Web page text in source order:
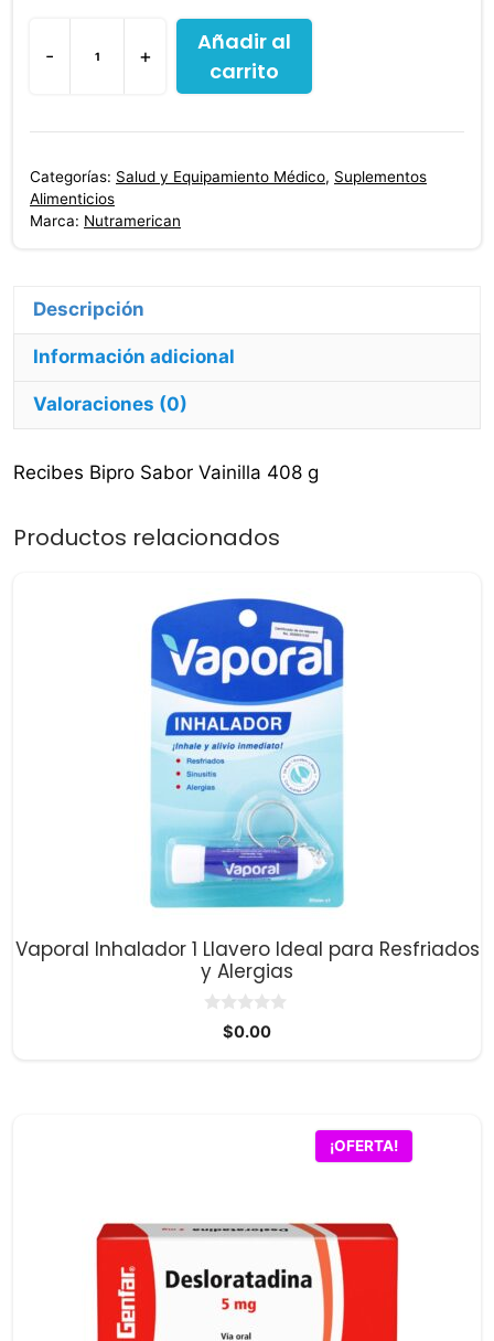
-
Bipro
Sabor
Vainilla
g
cantidad
+
Añadir al
carrito
Categorías: Salud y Equipamiento Médico, Suplementos
Alimenticios
Marca: Nutramerican
Descripción
Información adicional
Valoraciones (0)
Recibes Bipro Sabor Vainilla 408 g
Productos relacionados
Vaporal Inhalador 1 Llavero Ideal para Resfriados
y Alergias
$0.00
¡OFERTA!